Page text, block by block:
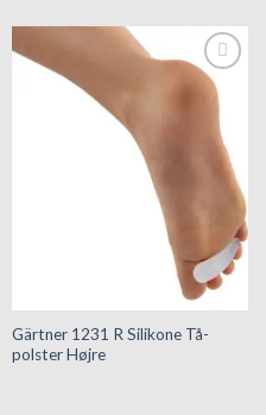
Tilføj til
hurtigliste
Gärtner 1231 R Silikone Tå-
polster Højre